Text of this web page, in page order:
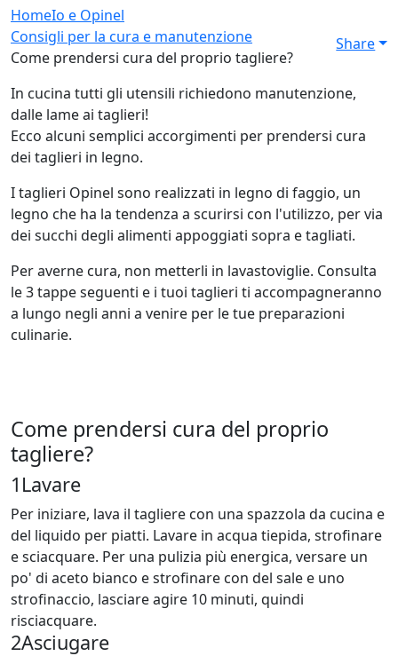
HomeIo e Opinel
Consigli per la cura e manutenzione
Come prendersi cura del proprio tagliere?
Share
In cucina tutti gli utensili richiedono manutenzione,
dalle lame ai taglieri!
Ecco alcuni semplici accorgimenti per prendersi cura
dei taglieri in legno.
I taglieri Opinel sono realizzati in legno di faggio, un
legno che ha la tendenza a scurirsi con l'utilizzo, per via
dei succhi degli alimenti appoggiati sopra e tagliati.
Per averne cura, non metterli in lavastoviglie. Consulta
le 3 tappe seguenti e i tuoi taglieri ti accompagneranno
a lungo negli anni a venire per le tue preparazioni
culinarie.
Come prendersi cura del proprio
tagliere?
1 Lavare
Per iniziare, lava il tagliere con una spazzola da cucina e
del liquido per piatti. Lavare in acqua tiepida, strofinare
e sciacquare. Per una pulizia più energica, versare un
po' di aceto bianco e strofinare con del sale e uno
strofinaccio, lasciare agire 10 minuti, quindi
risciacquare.
2Asciugare